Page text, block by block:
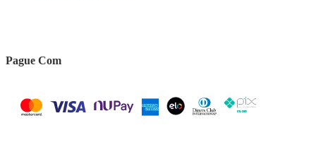
Pague Com